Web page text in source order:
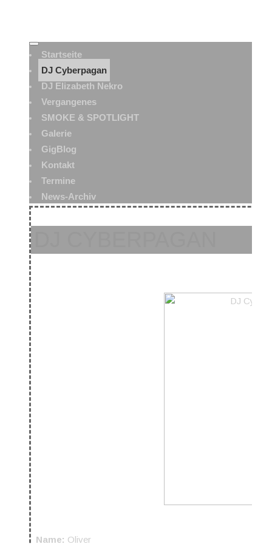
Startseite
DJ Cyberpagan
DJ Elizabeth Nekro
Vergangenes
SMOKE & SPOTLIGHT
Galerie
GigBlog
Kontakt
Termine
News-Archiv
Name: Oliver